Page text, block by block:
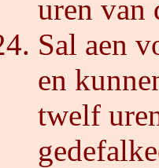
uren van
Sal aen
en
twelf